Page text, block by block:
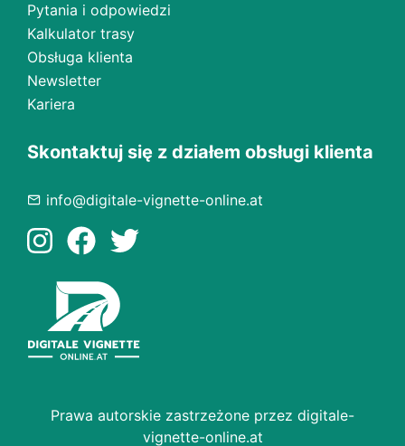
Pytania i odpowiedzi
Kalkulator trasy
Obsługa klienta
Newsletter
Kariera
Skontaktuj się z działem obsługi klienta
info@digitale-vignette-online.at
Prawa autorskie zastrzeżone przez digitale-
vignette-online.at